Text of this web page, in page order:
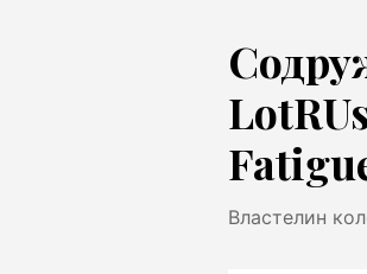
Властелин